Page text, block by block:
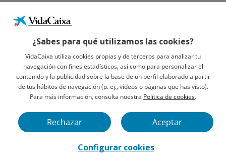
¿Sabes para qué utilizamos las cookies?
VidaCaixa utiliza cookies propias y de terceros para analizar tu
navegación con fines estadísticos, así como para personalizar el
contenido y la publicidad sobre la base de un perfil elaborado a partir
de tus hábitos de navegación (p. ej., vídeos o páginas que has visto).
Para más información, consulta nuestra Política de cookies.
Configurar cookies
Rechazar Aceptar
Informació Legal Sobre VidaCaixa, S.A.
Avís Legal
Privacidad
VidaCaixa S. A. U. Sociedad Unipersonal 2026.